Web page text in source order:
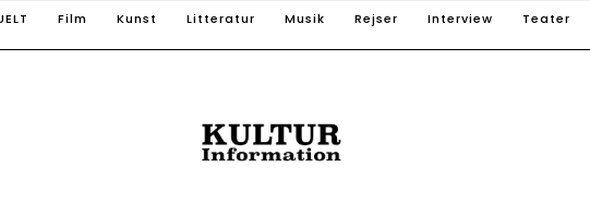
Film Kunst Litteratur Musik Rejser Interview Teater